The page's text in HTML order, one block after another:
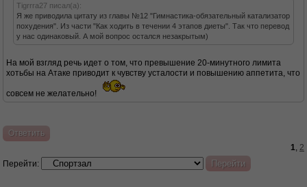
Tigrrra27 писал(а):
Я же приводила цитату из главы №12 "Гимнастика-обязательный катализатор
похудения". Из части "Как ходить в течении 4 этапов диеты". Так что перевод
у нас одинаковый. А мой вопрос остался незакрытым)
На мой взгляд речь идет о том, что превышение 20-минутного лимита
хотьбы на Атаке приводит к чувству усталости и повышению аппетита, что
совсем не желательно!
Ответить
1, 2
Перейти: